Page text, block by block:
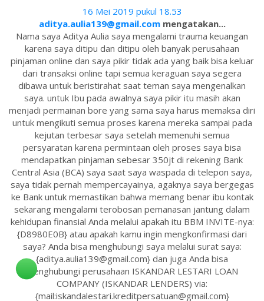
16 Mei 2019 pukul 18.53
aditya.aulia139@gmail.commengatakan...
Nama saya Aditya Aulia saya mengalami trauma keuangan
karena saya ditipu dan ditipu oleh banyak perusahaan
pinjaman online dan saya pikir tidak ada yang baik bisa keluar
dari transaksi online tapi semua keraguan saya segera
dibawa untuk beristirahat saat teman saya mengenalkan
saya. untuk Ibu pada awalnya saya pikir itu masih akan
menjadi permainan bore yang sama saya harus memaksa diri
untuk mengikuti semua proses karena mereka sampai pada
kejutan terbesar saya setelah memenuhi semua
persyaratan karena permintaan oleh proses saya bisa
mendapatkan pinjaman sebesar 350jt di rekening Bank
Central Asia (BCA) saya saat saya waspada di telepon saya,
saya tidak pernah mempercayainya, agaknya saya bergegas
ke Bank untuk memastikan bahwa memang benar ibu kontak
sekarang mengalami terobosan pemanasan jantung dalam
kehidupan finansial Anda melalui apakah itu BBM INVITE-nya:
{D8980E0B} atau apakah kamu ingin mengkonfirmasi dari
saya? Anda bisa menghubungi saya melalui surat saya:
{aditya.aulia139@gmail.com} dan juga Anda bisa
menghubungi perusahaan ISKANDAR LESTARI LOAN
COMPANY (ISKANDAR LENDERS) via:
{mail:iskandalestari.kreditpersatuan@gmail.com}